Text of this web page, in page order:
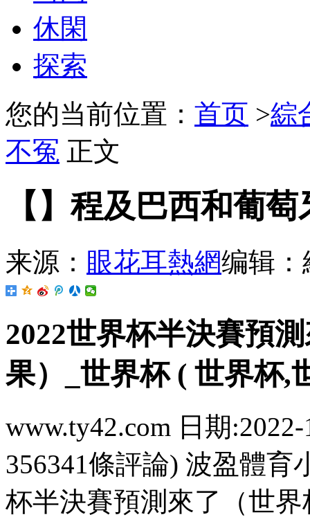
休閑
探索
您的当前位置： 首页 >綜
不冤 正文
【】程及巴西和葡
来源： 眼花耳熱網编辑：
2022世界杯半決賽預
果）_世界杯 ( 世界杯,
www.ty42.com 日期
356341條評論) 波盈體育
杯半決賽預測來了（世